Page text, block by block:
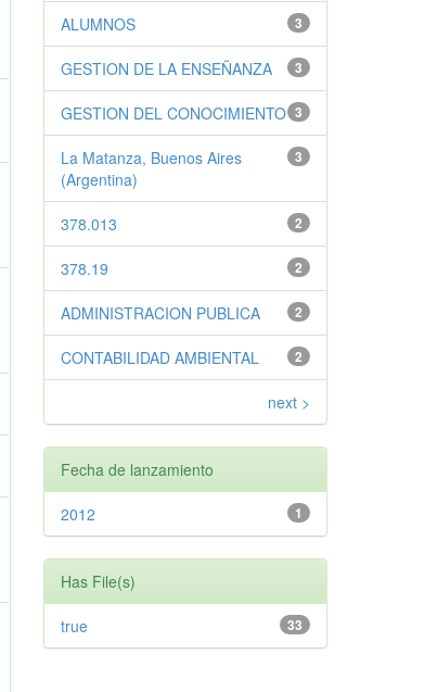
3
ALUMNOS
3
GESTION DE LA ENSEÑANZA
3
GESTION DEL CONOCIMIENTO
3
La Matanza, Buenos Aires
(Argentina)
2
378.013
2
378.19
2
ADMINISTRACION PUBLICA
2
CONTABILIDAD AMBIENTAL
next >
Fecha de lanzamiento
1
2012
Has File(s)
33
true